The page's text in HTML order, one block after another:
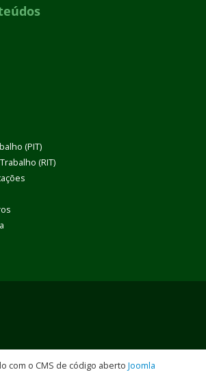
(PIT)
(RIT)
com o CMS de código aberto Joomla